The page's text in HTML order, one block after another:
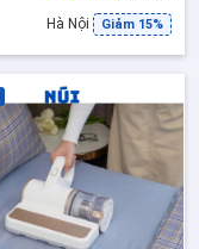
Hà Nội Giảm 15%